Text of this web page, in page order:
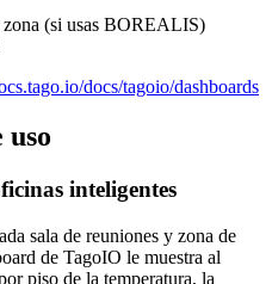
(si usas BOREALIS)
docs/tagoio/dashboards
uso
inteligentes
sala de reuniones y zona de
de TagoIO le muestra al
piso de la temperatura, la